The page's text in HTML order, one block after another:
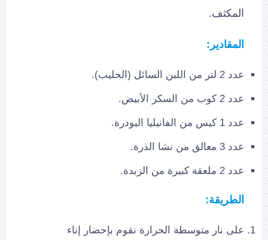
المكثف.
المقادير:
عدد 2 لتر من اللبن السائل (الحليب).
عدد 2 كوب من السكر الأبيض.
عدد 1 كيس من الفانيليا البودرة.
عدد 3 معالق من نشا الذرة.
عدد 2 ملعقة كبيرة من الزبدة.
الطريقة:
على نار متوسطة الحرارة نقوم بإحضار إناء